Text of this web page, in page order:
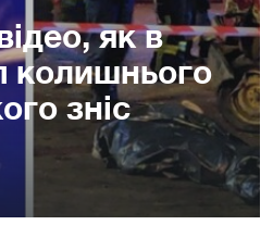
як в
колишнього
зніс